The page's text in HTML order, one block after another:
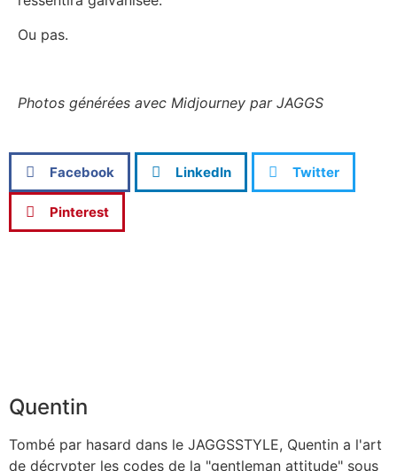
Ou pas.
Photos générées avec Midjourney par JAGGS
Facebook LinkedIn Twitter
Pinterest
Quentin
Tombé par hasard dans le JAGGSSTYLE, Quentin a l'art
de décrypter les codes de la "gentleman attitude" sous